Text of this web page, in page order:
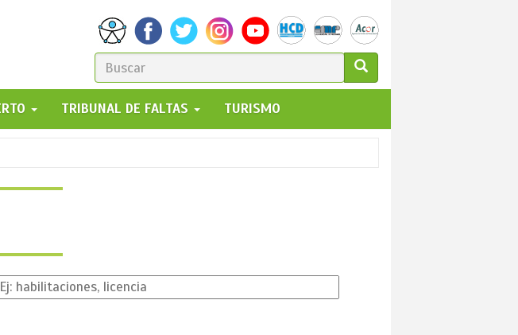
FORMULARIO
DE
BÚSQUEDA
GO!
TRIBUNAL DE FALTAS TURISMO